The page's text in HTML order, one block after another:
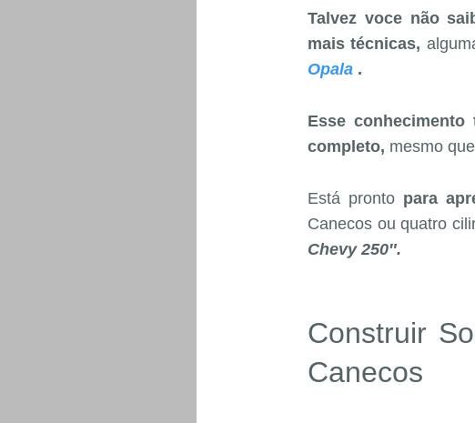
Talvez voce não
mais técnicas,
Opala .
Esse
completo, mesmo
Está pronto para
Canecos ou quatro
Chevy 250″.
Construir
Canecos